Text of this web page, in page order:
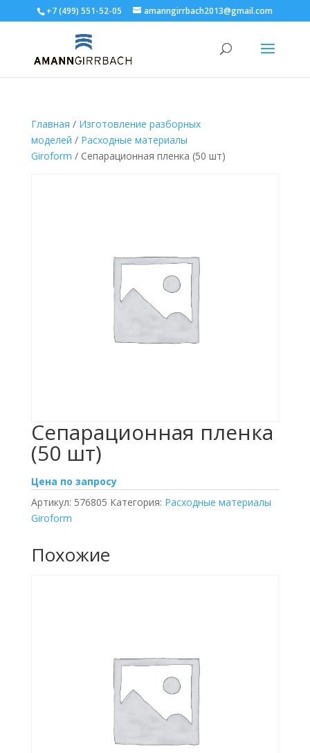
+7 (499) 551-52-05 amanngirrbach2013@gmail.com
Главная / Изготовление разборных
моделей / Расходные материалы
Giroform / Сепарационная пленка (50 шт)
Сепарационная пленка
(50 шт)
Цена по запросу
Артикул: 576805 Категория: Расходные материалы
Giroform
Похожие